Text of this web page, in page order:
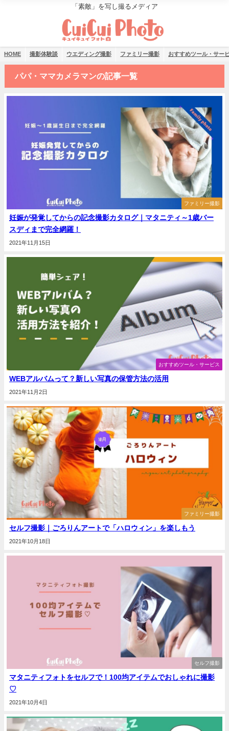
「素敵」を写し撮るメディア
HOME 撮影体験談 ウエディング撮影 ファミリー撮影 おすすめツール・サー
パパ・ママカメラマンの記事一覧
ファミリー撮影
妊娠が発覚してからの記念撮影カタログ｜マタニティ～1歳バー
スディまで完全網羅！
2021年11月15日
おすすめツール・サービス
WEBアルバムって？新しい写真の保管方法の活用
2021年11月2日
ファミリー撮影
セルフ撮影｜ごろりんアートで「ハロウィン」を楽しもう
2021年10月18日
セルフ撮影
マタニティフォトをセルフで！100均アイテムでおしゃれに撮影
♡
2021年10月4日